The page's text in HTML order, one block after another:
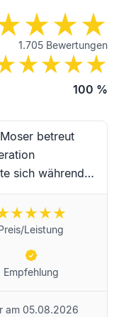
1.705 Bewertungen
100 %
betreut
sich während
Kompetenz,
und
an Frau
Leistung
Empfehlung
am 05.08.2026